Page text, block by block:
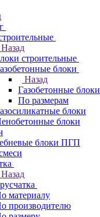
Назад
строительные
блоки
Назад
Газобетонные блоки
По размерам
блоки
блоки
блоки ПГП
Назад
материалу
производителю